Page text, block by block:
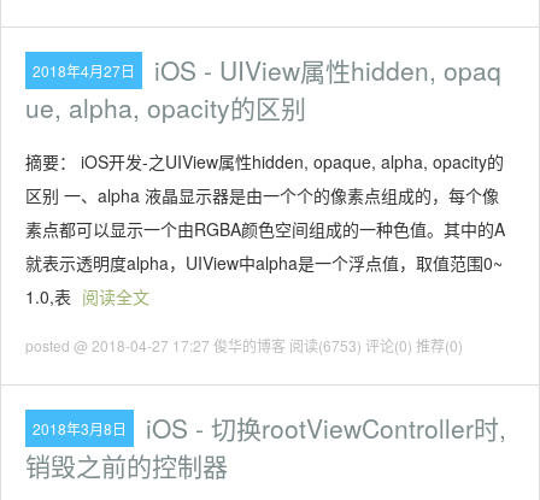
2018年4月27日
iOS - UIView属性hidden, opaq
ue, alpha, opacity的区别
摘要： iOS开发-之UIView属性hidden, opaque, alpha, opacity的
区别 一、alpha 液晶显示器是由一个个的像素点组成的，每个像
素点都可以显示一个由RGBA颜色空间组成的一种色值。其中的A
就表示透明度alpha，UIView中alpha是一个浮点值，取值范围0~
1.0,表 阅读全文
posted @ 2018-04-27 17:27 俊华的博客 阅读(6753) 评论(0) 推荐(0)
2018年3月8日
iOS - 切换rootViewController时,
销毁之前的控制器